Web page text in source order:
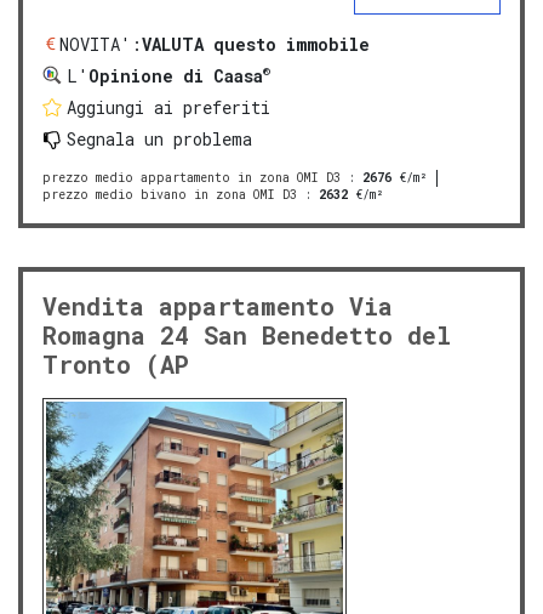
NOVITA':VALUTA questo immobile
L' Opinione di Caasa®
Aggiungi ai preferiti
Segnala un problema
prezzo medio appartamento in zona OMI D3 : 2676 €/m²
prezzo medio bivano in zona OMI D3 : 2632 €/m²
Vendita appartamento Via
Romagna 24 San Benedetto del
Tronto (AP